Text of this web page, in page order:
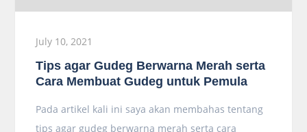
July 10, 2021
Tips agar Gudeg Berwarna Merah serta
Cara Membuat Gudeg untuk Pemula
Pada artikel kali ini saya akan membahas tentang
tips agar gudeg berwarna merah serta cara